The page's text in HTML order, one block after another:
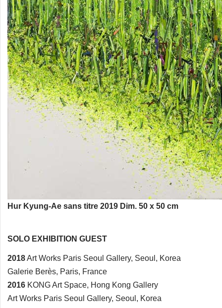
Hur Kyung-Ae sans titre 2019 Dim. 50 x 50 cm
SOLO EXHIBITION GUEST
2018Art Works Paris Seoul Gallery, Seoul, Korea
Galerie Berès, Paris, France
2016 KONG Art Space, Hong Kong Gallery
Art Works Paris Seoul Gallery, Seoul, Korea